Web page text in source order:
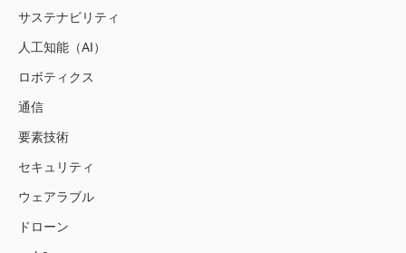
サステナビリティ
人工知能（AI）
ロボティクス
通信
要素技術
セキュリティ
ウェアラブル
ドローン